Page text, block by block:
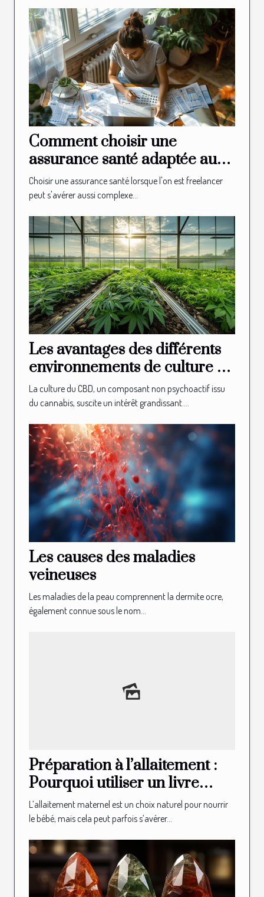
Comment choisir une
assurance santé adaptée aux
besoins des freelancers
Choisir une assurance santé lorsque l'on est freelancer
peut s'avérer aussi complexe...
Les avantages des différents
environnements de culture du
CBD
La culture du CBD, un composant non psychoactif issu
du cannabis, suscite un intérêt grandissant....
Les causes des maladies
veineuses
Les maladies de la peau comprennent la dermite ocre,
également connue sous le nom...
Préparation à l’allaitement :
Pourquoi utiliser un livre
illustré d’allaitement ?
L’allaitement maternel est un choix naturel pour nourrir
le bébé, mais cela peut parfois s’avérer...